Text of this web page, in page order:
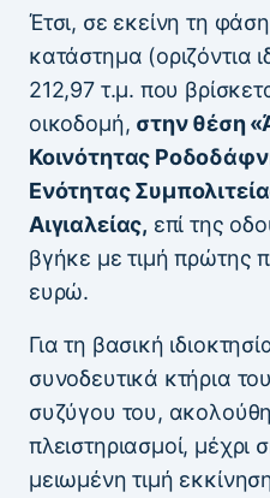
Έτσι, σε εκείνη τη
κατάστημα (οριζόντια
212,97 τ.μ. που
οικοδομή, στην θέση
Κοινότητας
Ενότητας
Αιγιαλείας, επί της
βγήκε με τιμή πρώτης
ευρώ.
Για τη βασική
συνοδευτικά κτήρια
συζύγου του,
πλειστηριασμοί,
μειωμένη τιμή